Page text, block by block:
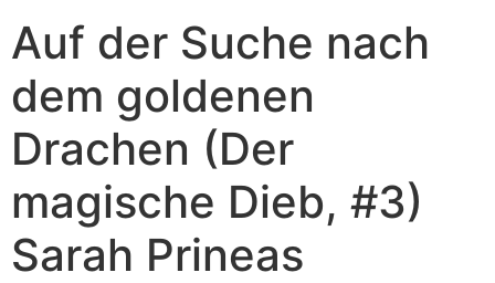
Auf der Suche nach
dem goldenen
Drachen (Der
magische Dieb, #3)
Sarah Prineas